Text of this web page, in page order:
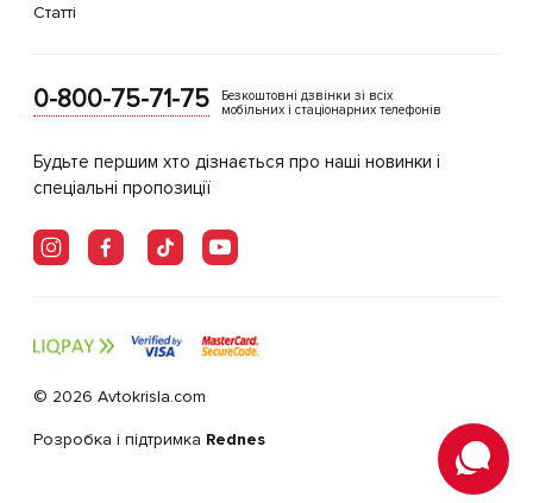
Статті
0-800-75-71-75
Безкоштовні дзвінки зі всіх
мобільних і стаціонарних телефонів
Будьте першим хто дізнається про наші новинки і
спеціальні пропозиції
© 2026 Avtokrisla.com
Розробка і підтримка Rednes